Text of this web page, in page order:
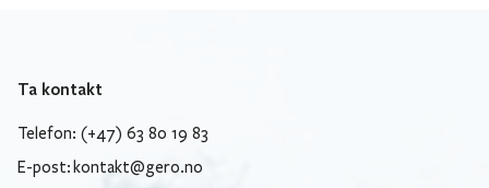
Ta kontakt
Telefon: (+47) 63 80 19 83
E-post: kontakt@gero.no